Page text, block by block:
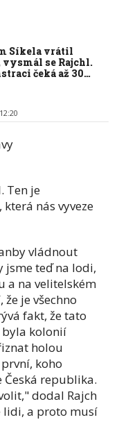
Síkela vrátil
vysmál se Rajchl.
čeká až 30…
12:20
Ten je
nás vyveze
vládnout
jsme teď na lodi,
a na velitelském
je všechno
fakt, že tato
byla kolonií
holou
koho
republika.
dodal Rajch
lidi, a proto musí